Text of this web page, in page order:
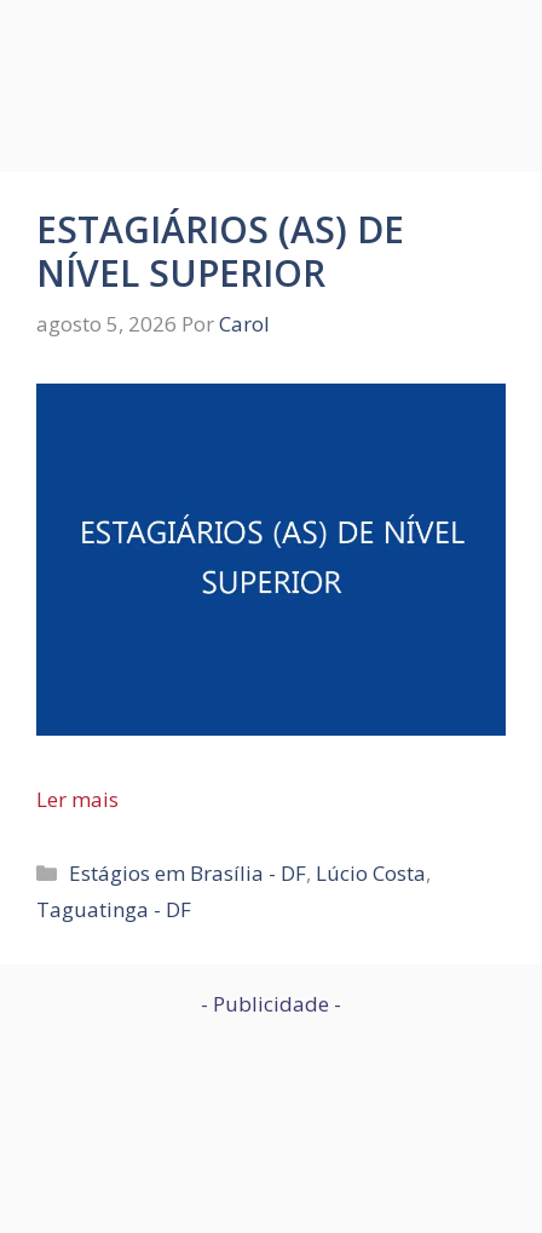
ESTAGIÁRIOS (AS) DE
NÍVEL SUPERIOR
agosto 5, 2026 PorCarol
Ler mais
Categorias
Estágios em Brasília - DF, Lúcio Costa,
Taguatinga - DF
- Publicidade -